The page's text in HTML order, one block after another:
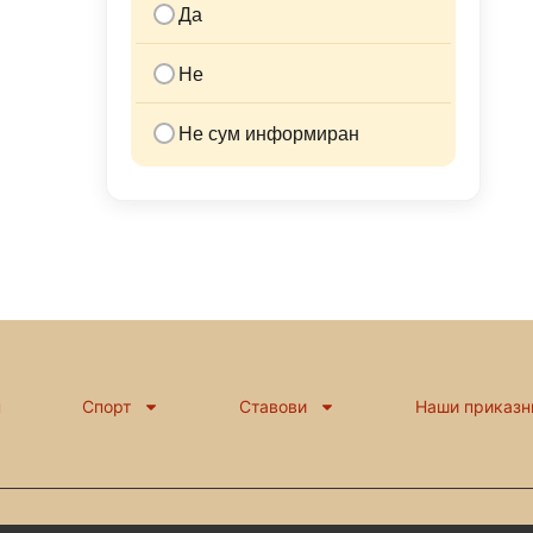
Да
Не
Не сум информиран
Спорт Ставови Наши